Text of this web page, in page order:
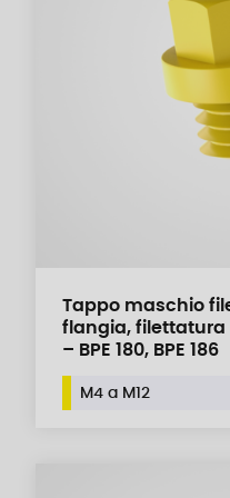
Tappo maschio
flangia, filettatura
– BPE 180, BPE 186
M4 a M12